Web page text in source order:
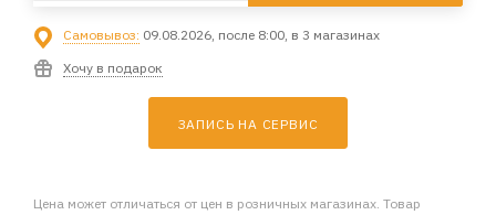
Самовывоз: 09.08.2026, после 8:00, в 3 магазинах
Хочу в подарок
ЗАПИСЬ НА СЕРВИС
Цена может отличаться от цен в розничных магазинах. Товар